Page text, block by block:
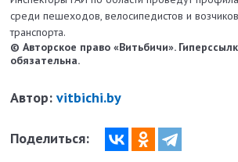
среди пешеходов, велосипедистов и
транспорта.
© Авторское право «Витьбичи».
обязательна.
Автор:vitbichi.by
Поделиться: